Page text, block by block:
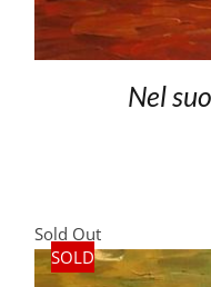
Nel
SOLD
Sold Out